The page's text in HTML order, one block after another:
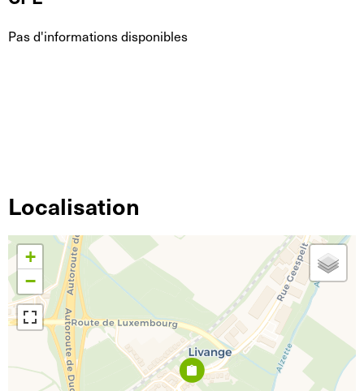
Pas d'informations disponibles
Localisation
+
−